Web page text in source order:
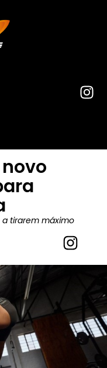
tirarem máximo